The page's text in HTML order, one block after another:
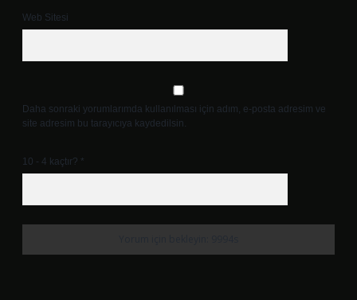
Web Sitesi
Daha sonraki yorumlarımda kullanılması için adım, e-posta adresim ve
site adresim bu tarayıcıya kaydedilsin.
10 - 4 kaçtır? *